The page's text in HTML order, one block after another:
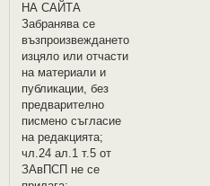
НА САЙТА
Забранява се
възпроизвеждането
изцяло или отчасти
на материали и
публикации, без
предварително
писмено съгласие
на редакцията;
чл.24 ал.1 т.5 от
ЗАвПСП не се